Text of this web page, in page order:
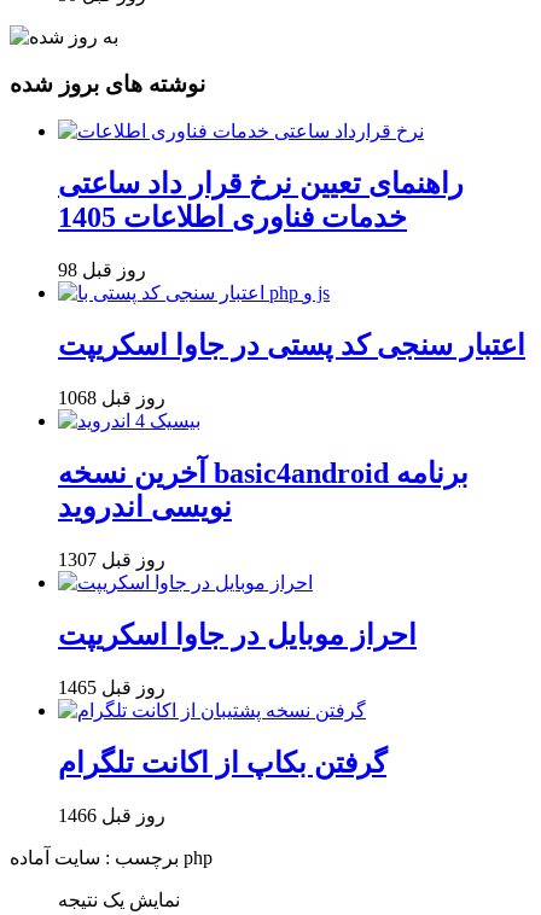
نوشته های بروز شده
راهنمای تعیین نرخ قرار داد ساعتی
خدمات فناوری اطلاعات 1405
98 روز قبل
اعتبار سنجی کد پستی در جاوا اسکریپت
1068 روز قبل
آخرین نسخه basic4android برنامه
نویسی اندروید
1307 روز قبل
احراز موبایل در جاوا اسکریپت
1465 روز قبل
گرفتن بکاپ از اکانت تلگرام
1466 روز قبل
برچسب : سایت آماده php
نمایش یک نتیجه